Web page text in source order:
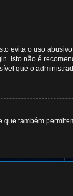
evita o uso
Isto não é
que o
também